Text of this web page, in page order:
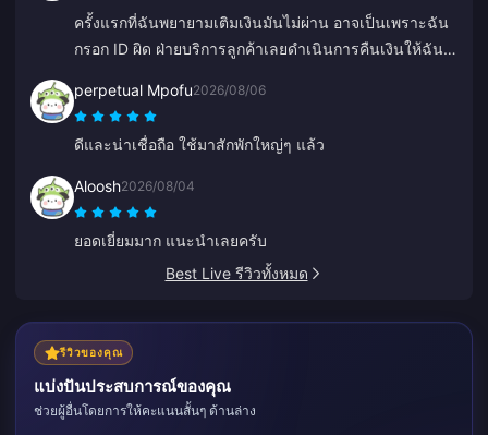
ครั้งแรกที่ฉันพยายามเติมเงินมันไม่ผ่าน อาจเป็นเพราะฉัน
กรอก ID ผิด ฝ่ายบริการลูกค้าเลยดำเนินการคืนเงินให้ฉัน
บริการเว็บไซต์นี้ต่อไปเรื่อยๆ
perpetual Mpofu2026/08/06
ดีและน่าเชื่อถือ ใช้มาสักพักใหญ่ๆ แล้ว
Aloosh2026/08/04
ยอดเยี่ยมมาก แนะนำเลยครับ
Best Live รีวิวทั้งหมด
รีวิวของคุณ
แบ่งปันประสบการณ์ของคุณ
ช่วยผู้อื่นโดยการให้คะแนนสั้นๆ ด้านล่าง